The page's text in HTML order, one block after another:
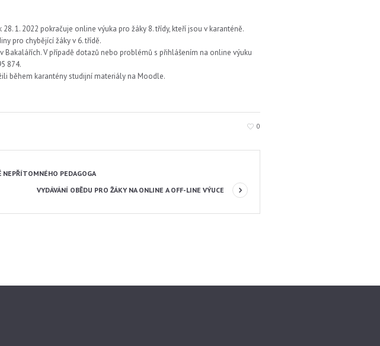
28. 1. 2022 pokračuje online výuka pro žáky 8. třídy, kteří jsou v karanténě.
pro chybějící žáky v 6. třídě.
Bakalářích. V případě dotazů nebo problémů s přihlášením na online výuku
874.
během karantény studijní materiály na Moodle.
0
NEPŘÍTOMNÉHO PEDAGOGA
VYDÁVÁNÍ OBĚDU PRO ŽÁKY NA ONLINE A OFF-LINE VÝUCE